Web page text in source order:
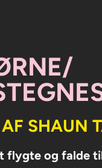
SHAUN
flygte og falde